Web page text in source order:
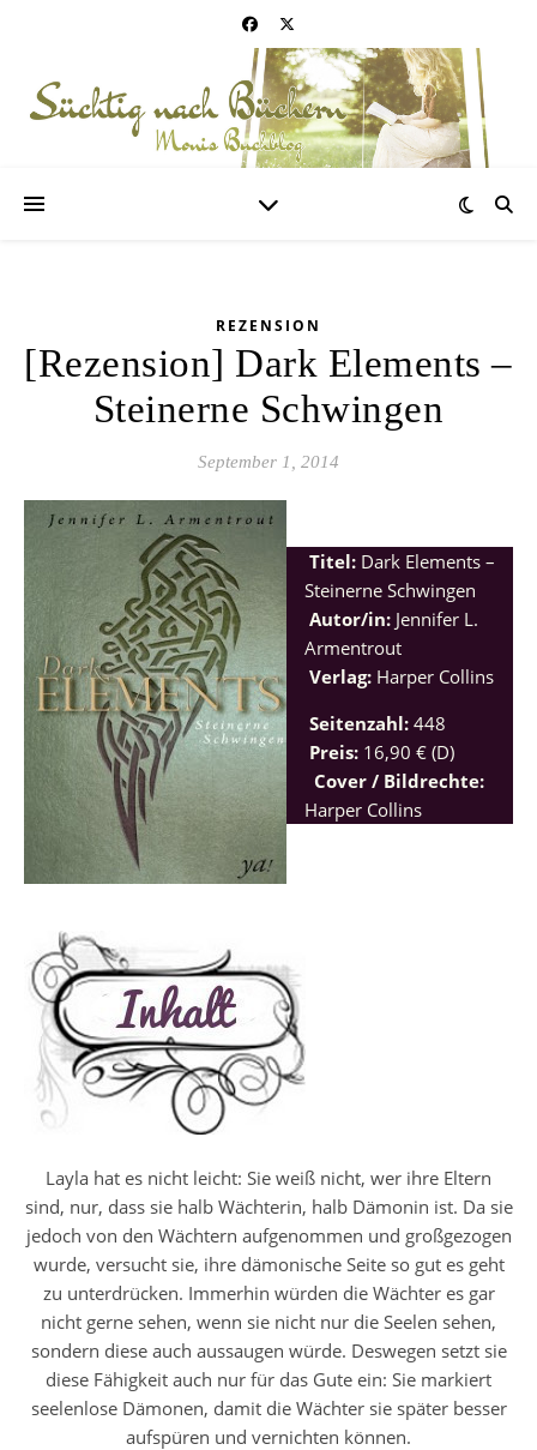
REZENSION
[Rezension] Dark Elements –
Steinerne Schwingen
September 1, 2014
Titel: Dark Elements –
Steinerne Schwingen
Autor/in: Jennifer L.
Armentrout
Verlag: Harper Collins
Seitenzahl: 448
Preis: 16,90 € (D)
Cover / Bildrechte:
Harper Collins
Layla hat es nicht leicht: Sie weiß nicht, wer ihre Eltern
sind, nur, dass sie halb Wächterin, halb Dämonin ist. Da sie
jedoch von den Wächtern aufgenommen und großgezogen
wurde, versucht sie, ihre dämonische Seite so gut es geht
zu unterdrücken. Immerhin würden die Wächter es gar
nicht gerne sehen, wenn sie nicht nur die Seelen sehen,
sondern diese auch aussaugen würde. Deswegen setzt sie
diese Fähigkeit auch nur für das Gute ein: Sie markiert
seelenlose Dämonen, damit die Wächter sie später besser
aufspüren und vernichten können.